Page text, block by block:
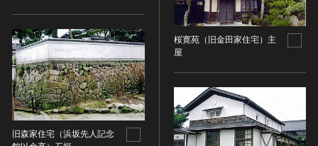
旧森家住宅（浜坂先人記念
桜寛苑（旧金田家住宅）主
屋
三国 [中国]
晋 [中国]
五胡十六国 [中国]
南北朝（六朝） [中国]
隋 [中国]
唐 [中国]
デザイン
書
その他
考古資料
石器・石製品類
民俗文化財(有形民俗文化財)
民俗文化財(無形民俗文化財)
記念物(史跡)
記念物(名勝)
記念物(天然記念物)
伝統的建造物群保存地区
NO COPYRIGHT - CONTRACTUAL
RESTRICTIONS（著作権なし-契約による制限あり）
NO COPYRIGHT - NONCOMMERCIAL USE ONLY（著
作権なし-非営利目的のみ利用可）
NO COPYRIGHT - OTHER KNOWN LEGAL
RESTRICTIONS（著作権なし-他の法的制限あり）
NO COPYRIGHT - UNITED STATES（著作権なし-米国
の法律上）